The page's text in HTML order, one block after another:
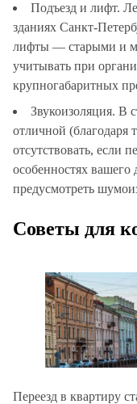
Подъезд и лифт.
зданиях Санкт-
лифты — старыми и
учитывать при
крупногабаритных
Звукоизоляция. В
отличной (благодаря
отсутствовать, если
особенностях
предусмотреть
Советы для
Переезд в квартиру